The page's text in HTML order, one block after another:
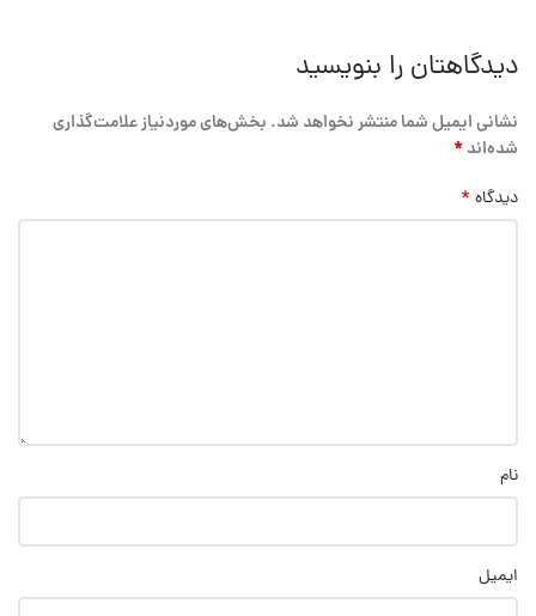
دیدگاهتان را بنویسید
نشانی ایمیل شما منتشر نخواهد شد. بخش‌های موردنیاز علامت‌گذاری
شده‌اند*
دیدگاه *
نام
ایمیل